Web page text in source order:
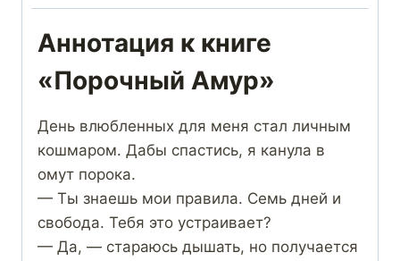
Аннотация к книге
«Порочный Амур»
День влюбленных для меня стал личным
кошмаром. Дабы спастись, я канула в
омут порока.
— Ты знаешь мои правила. Семь дней и
свобода. Тебя это устраивает?
— Да, — стараюсь дышать, но получается